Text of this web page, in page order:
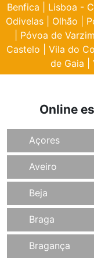
Benfica
Lisboa -
Odivelas
Olhão
Póvoa de Varzim
Castelo
Vila do
de Gaia
Online
Açores
Aveiro
Beja
Braga
Bragança